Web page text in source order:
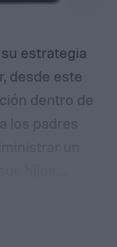
estrategia
desde este
dentro de
los padres
llega justo
período en el